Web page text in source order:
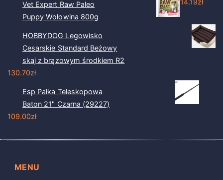
Vet Expert Raw Paleo
Puppy Wołowina 800g
14.19zł
HOBBYDOG Legowisko
Cesarskie Standard Beżowy
skaj z brązowym środkiem R2
130.70zł
Esp Pałka Teleskopowa
Baton 21" Czarna (29227)
109.00zł
MENU